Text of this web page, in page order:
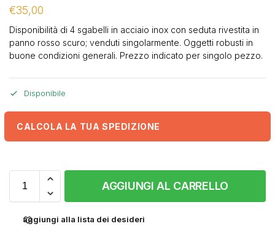
€35,00
Disponibilità di 4 sgabelli in acciaio inox con seduta rivestita in
panno rosso scuro; venduti singolarmente. Oggetti robusti in
buone condizioni generali. Prezzo indicato per singolo pezzo.
Disponibile
CALCOLA LA TUA SPEDIZIONE
AGGIUNGI AL CARRELLO
aggiungi alla lista dei desideri